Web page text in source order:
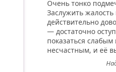
Очень тонко
Заслужить жалость
действительно
— достаточно
показаться слабым
несчастным, и её